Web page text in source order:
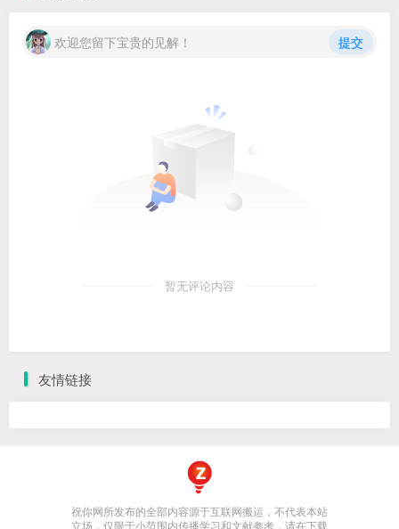
欢迎您留下宝贵的见解！ 提交
暂无评论内容
友情链接
祝你网所发布的全部内容源于互联网搬运，不代表本站
立场，仅限于小范围内传播学习和文献参考，请在下载